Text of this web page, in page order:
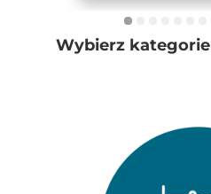
Wybierz kategorie